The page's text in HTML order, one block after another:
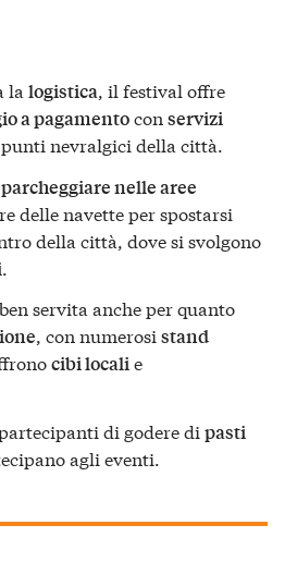
la logistica, il festival offre
a pagamentocon servizi
nevralgici della città.
nelle aree
delle navette per spostarsi
della città, dove si svolgono
servita anche per quanto
, con numerosi stand
cibi localie
di godere di pasti
agli eventi.